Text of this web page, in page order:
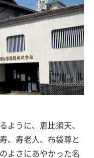
ように、恵比須天、
、寿老人、布袋尊と
よさにあやかった名